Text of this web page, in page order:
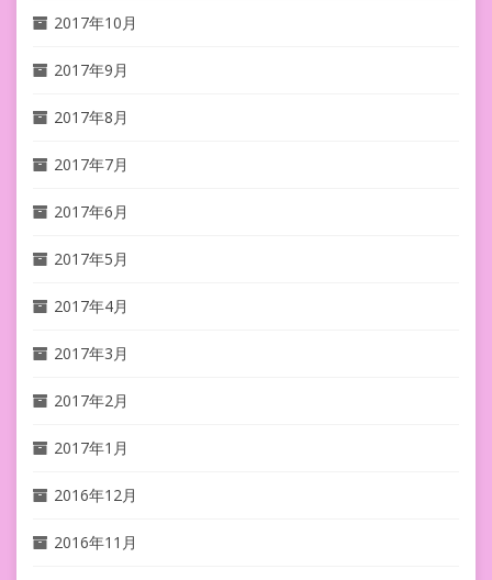
2017年10月
2017年9月
2017年8月
2017年7月
2017年6月
2017年5月
2017年4月
2017年3月
2017年2月
2017年1月
2016年12月
2016年11月